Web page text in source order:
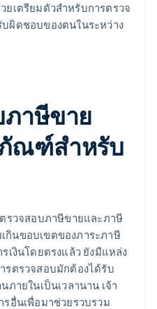
เตรียมตัวสำหรับการตรวจ
ผิดชอบของตนในระหว่าง
ภาษีขาย
ณฑ์สําหรับ
รวจสอบภาษีขายและภาษี
นขอบเขตของภาระภาษี
เงินโดยตรงแล้ว ยังมีแหล่ง
ตรวจสอบมักต้องได้รับ
ภายในเป็นเวลานาน เจ้า
อื่นเพื่อมาช่วยรวบรวม